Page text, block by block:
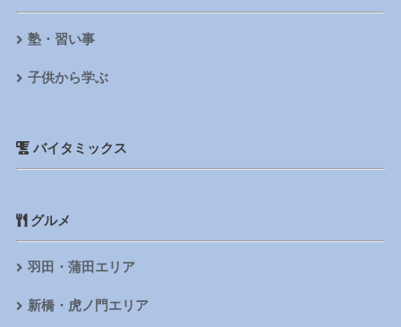
塾・習い事
子供から学ぶ
バイタミックス
グルメ
羽田・蒲田エリア
新橋・虎ノ門エリア